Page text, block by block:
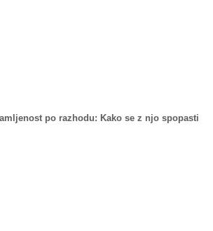
po razhodu: Kako se z njo spopasti